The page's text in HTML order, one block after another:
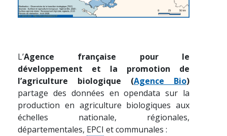
L’Agence française pour le
développement et la promotion de
l’agriculture biologique (Agence Bio)
partage des données en opendata sur la
production en agriculture biologiques aux
échelles nationale, régionales,
départementales, EPCI et communales :